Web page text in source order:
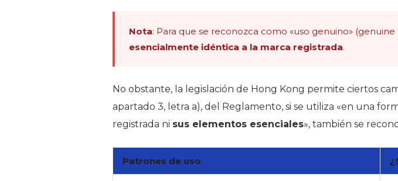
Nota: Para que se reconozca como «uso genuino»
esencialmente idéntica a la marca registrada.
No obstante, la legislación de Hong Kong permite ciertos
apartado 3, letra a), del Reglamento, si se utiliza «en una
registrada ni sus elementos esenciales», también se
Patrones de uso